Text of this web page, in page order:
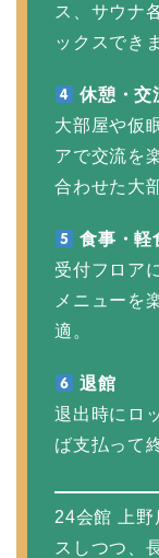
ス、サウナ
ックスでき
休憩・交
大部屋や仮
アで交流を
合わせた大
食事・軽
受付フロア
メニューを
適。
退館
退出時にロ
ば支払って
24会館 上野
スしつつ、